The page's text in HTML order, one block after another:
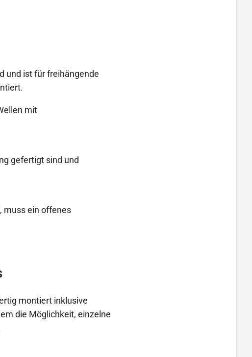
und ist für freihängende
mit
gefertigt sind und
muss ein offenes
montiert inklusive
die Möglichkeit, einzelne